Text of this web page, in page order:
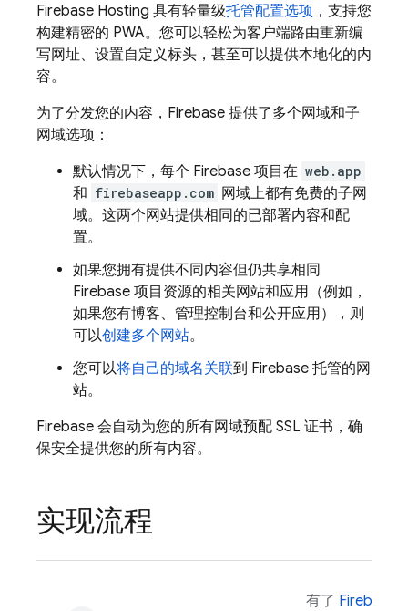
Firebase Hosting 具有轻量级托管配置选项 ，支持您
构建精密的 PWA。您可以轻松为客户端路由重新编
写网址、设置自定义标头，甚至可以提供本地化的内
容。
为了分发您的内容，Firebase 提供了多个网域和子
网域选项：
默认情况下，每个 Firebase 项目在 web.app
和 firebaseapp.com 网域上都有免费的子网
域。这两个网站提供相同的已部署内容和配
置。
如果您拥有提供不同内容但仍共享相同
Firebase 项目资源的相关网站和应用（例如，
如果您有博客、管理控制台和公开应用），则
可以创建多个网站。
您可以将自己的域名关联到 Firebase 托管的网
站。
Firebase 会自动为您的所有网域预配 SSL 证书，确
保安全提供您的所有内容。
实现流程
有了 Firebase